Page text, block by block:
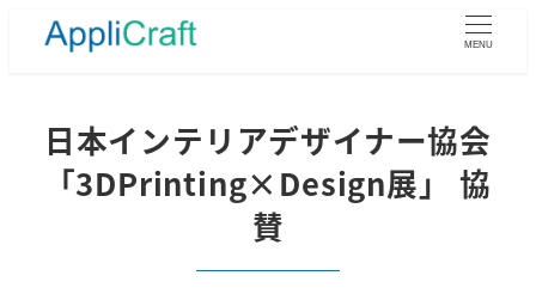
MENU
日本インテリアデザイナー協会
「3DPrinting×Design展」 協
賛